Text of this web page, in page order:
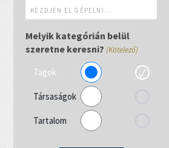
el
gépelni...
Melyik kategórián belül
szeretne keresni? (Kötelező)
Tagok
Társaságok
Tartalom